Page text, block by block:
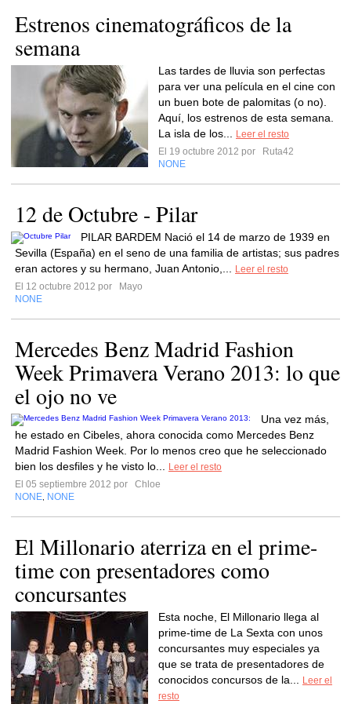
Estrenos cinematográficos de la
semana
Las tardes de lluvia son perfectas
para ver una película en el cine con
un buen bote de palomitas (o no).
Aquí, los estrenos de esta semana.
La isla de los...
Leer el resto
El 19 octubre 2012 por
Ruta42
NONE
12 de Octubre - Pilar
PILAR BARDEM Nació el 14 de marzo de 1939 en
Sevilla (España) en el seno de una familia de artistas; sus padres
eran actores y su hermano, Juan Antonio,...
Leer el resto
El 12 octubre 2012 por
Mayo
NONE
Mercedes Benz Madrid Fashion
Week Primavera Verano 2013: lo que
el ojo no ve
Una vez más,
he estado en Cibeles, ahora conocida como Mercedes Benz
Madrid Fashion Week. Por lo menos creo que he seleccionado
bien los desfiles y he visto lo...
Leer el resto
El 05 septiembre 2012 por
Chloe
NONE NONE
El Millonario aterriza en el prime-
time con presentadores como
concursantes
Esta noche, El Millonario llega al
prime-time de La Sexta con unos
concursantes muy especiales ya
que se trata de presentadores de
conocidos concursos de la...
Leer el
resto